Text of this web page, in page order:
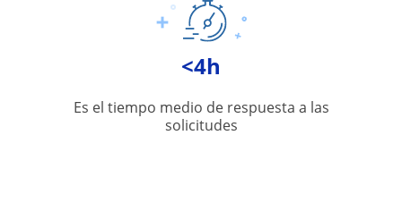
<4h
Es el tiempo medio de respuesta a las
solicitudes